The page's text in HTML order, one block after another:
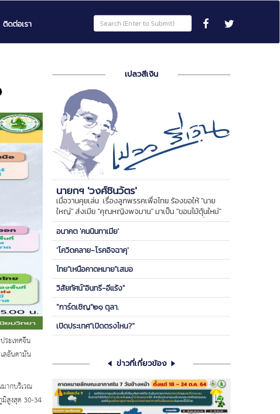
ติดต่อเรา
ระเทศจีน
ลอันดามัน
ากบริเวณ
สูงสุด 30-34
เปลวสีเงิน
นายกฯ 'วงศ์ชินวัตร'
เมื่อวานคุยเล่น เรื่องลูกพรรคเพื่อไทย ร้องขอให้ "นาย
ใหญ่" ส่งเมีย "คุณหญิงพจมาน" มาเป็น "ขอนไม้ดุ้นใหม่"
ของพรรค ให้ลูกกบ-ลูกเขียดในพรรคได้เกาะ วันนี้ ขอคุย
ซีเครียดซักนิด
อนาคต 'คนนินทาเมีย'
'โควิดคลาย-โรคอิจฉาคุ'
ไทย"เหนือคาดหมาย"เสมอ
วิสัยทัศน์"อินทรี-อีแร้ง"
"การ์ดเชิญ"๒๑ ตุลา.
เปิดประเทศ"เปิดตรงไหน?"
ข่าวที่เกี่ยวข้อง